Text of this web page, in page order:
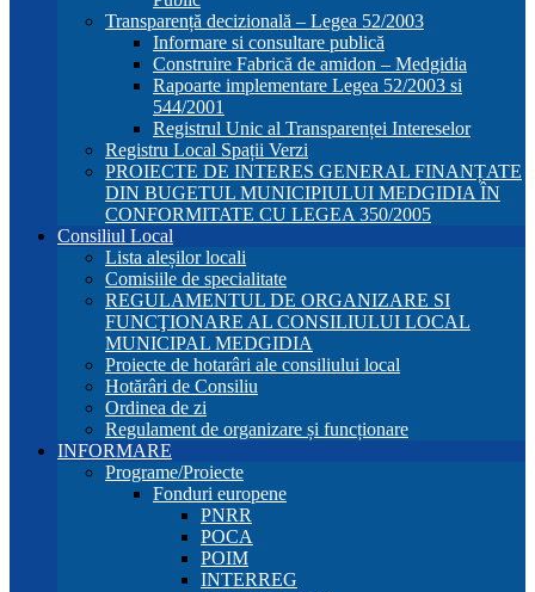
Transparență decizională – Legea 52/2003
Informare si consultare publică
Construire Fabrică de amidon – Medgidia
Rapoarte implementare Legea 52/2003 si
544/2001
Registrul Unic al Transparenței Intereselor
Registru Local Spații Verzi
PROIECTE DE INTERES GENERAL FINANȚATE
DIN BUGETUL MUNICIPIULUI MEDGIDIA ÎN
CONFORMITATE CU LEGEA 350/2005
Consiliul Local
Lista aleșilor locali
Comisiile de specialitate
REGULAMENTUL DE ORGANIZARE SI
FUNCŢIONARE AL CONSILIULUI LOCAL
MUNICIPAL MEDGIDIA
Proiecte de hotarâri ale consiliului local
Hotărâri de Consiliu
Ordinea de zi
Regulament de organizare și funcționare
INFORMARE
Programe/Proiecte
Fonduri europene
PNRR
POCA
POIM
INTERREG